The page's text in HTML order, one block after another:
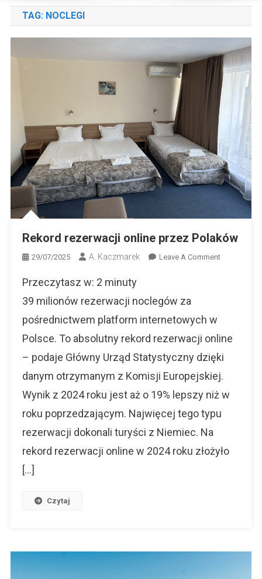
TAG: NOCLEGI
Rekord rezerwacji online przez Polaków
29/07/2025 A. Kaczmarek Leave A CommentOn
Przeczytasz w: 2 minuty
39 milionów rezerwacji noclegów za
pośrednictwem platform internetowych w
Polsce. To absolutny rekord rezerwacji online
– podaje Główny Urząd Statystyczny dzięki
danym otrzymanym z Komisji Europejskiej.
Wynik z 2024 roku jest aż o 19% lepszy niż w
roku poprzedzającym. Najwięcej tego typu
rezerwacji dokonali turyści z Niemiec. Na
rekord rezerwacji online w 2024 roku złożyło
[…]
Czytaj